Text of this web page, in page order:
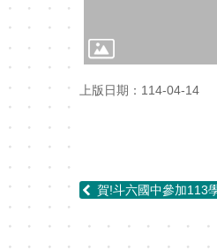
上版日期：114-04-14
賀!斗六國中參加113